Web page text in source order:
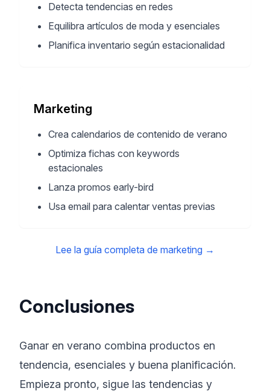
Detecta tendencias en redes
Equilibra artículos de moda y esenciales
Planifica inventario según estacionalidad
Marketing
Crea calendarios de contenido de verano
Optimiza fichas con keywords
estacionales
Lanza promos early-bird
Usa email para calentar ventas previas
Lee la guía completa de marketing →
Conclusiones
Ganar en verano combina productos en
tendencia, esenciales y buena planificación.
Empieza pronto, sigue las tendencias y